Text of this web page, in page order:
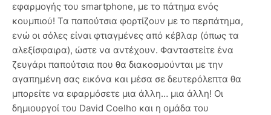
εφαρμογής του smartphone, με το πάτημα ενός
κουμπιού! Τα παπούτσια φορτίζουν με το περπάτημα,
ενώ οι σόλες είναι φτιαγμένες από κέβλαρ (όπως τα
αλεξίσφαιρα), ώστε να αντέχουν. Φανταστείτε ένα
ζευγάρι παπούτσια που θα διακοσμούνται με την
αγαπημένη σας εικόνα και μέσα σε δευτερόλεπτα θα
μπορείτε να εφαρμόσετε μια άλλη… μια άλλη! Οι
δημιουργοί του David Coelho και η ομάδα του